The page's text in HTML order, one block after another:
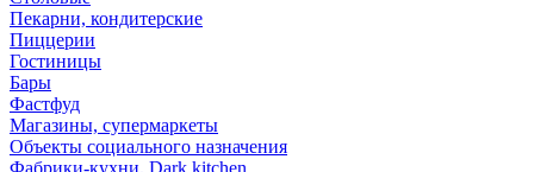
Пекарни, кондитерские
Пиццерии
Гостиницы
Бары
Фастфуд
Магазины, супермаркеты
Объекты социального назначения
Фабрики-кухни, Dark kitchen